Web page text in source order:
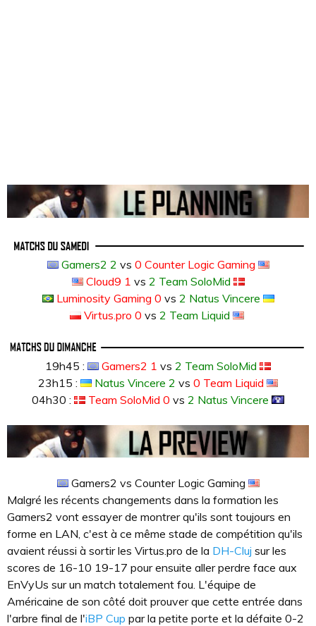
Gamers2 2 vs 0 Counter Logic Gaming
Cloud9 1 vs 2 Team SoloMid
Luminosity Gaming 0 vs 2 Natus Vincere
Virtus.pro 0 vs 2 Team Liquid
19h45 : Gamers2 1 vs 2 Team SoloMid
23h15 :
Natus Vincere 2 vs 0 Team Liquid
04h30 :
Team SoloMid 0 vs 2 Natus Vincere
Gamers2 vs Counter Logic Gaming
Malgré les récents changements dans la formation les
Gamers2 vont essayer de montrer qu'ils sont toujours en
forme en LAN, c'est à ce même stade de compétition qu'ils
avaient réussi à sortir les Virtus.pro de la DH-Cluj sur les
scores de 16-10 19-17 pour ensuite aller perdre face aux
EnVyUs sur un match totalement fou. L'équipe de
Américaine de son côté doit prouver que cette entrée dans
l'arbre final de l'iBP Cup par la petite porte et la défaite 0-2